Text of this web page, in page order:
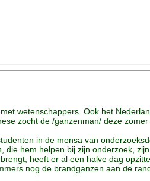
wetenschappers. Ook het
zocht de /ganzenman/ deze zomer
in de mensa van
die hem helpen bij zijn onderzoek,
heeft er al een halve dag
nog de brandganzen aan de